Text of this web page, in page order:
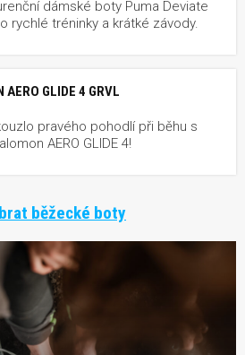
dámské boty Puma Deviate
rychlé tréninky a krátké závody.
AERO GLIDE 4 GRVL
pravého pohodlí při běhu s
AERO GLIDE 4!
běžecké boty